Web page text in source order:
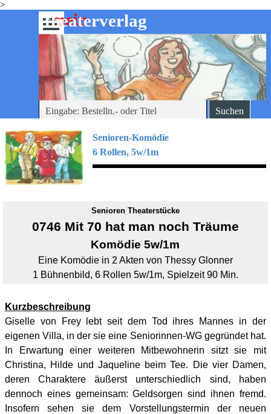
>
Direkt zum Seiteninhalt
-theaterverlag
mein
Menü überspringen
Suchen
Senioren-Komödie
6 Rollen, 5w/1m
Senioren Theaterstücke
0746 Mit 70 hat man noch Träume
Komödie 5w/1m
Eine Komödie in 2 Akten von Thessy Glonner
1 Bühnenbild, 6 Rollen 5w/1m, Spielzeit 90 Min.
Kurzbeschreibung
Giselle von Frey lebt seit dem Tod ihres Mannes in der
eigenen Villa, in der sie eine Seniorinnen-WG gegründet hat.
In Erwartung einer weiteren Mitbewohnerin sitzt sie mit
Christina, Hilde und Jaqueline beim Tee. Die vier Damen,
deren Charaktere äußerst unterschiedlich sind, haben
dennoch eines gemeinsam: Geldsorgen sind ihnen fremd.
Insofern sehen sie dem Vorstellungstermin der neuen